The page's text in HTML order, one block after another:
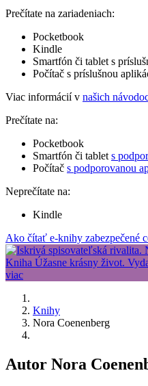
Prečítate na zariadeniach:
Pocketbook
Kindle
Smartfón či tablet s
Počítač s príslušnou
Viac informácií v našich
Prečítate na:
Pocketbook
Smartfón či tablet s
Počítač s podporovanou
Neprečítate na:
Kindle
Ako čítať e-knihy zabezpečené
Knihy
Nora Coenenberg
Autor Nora